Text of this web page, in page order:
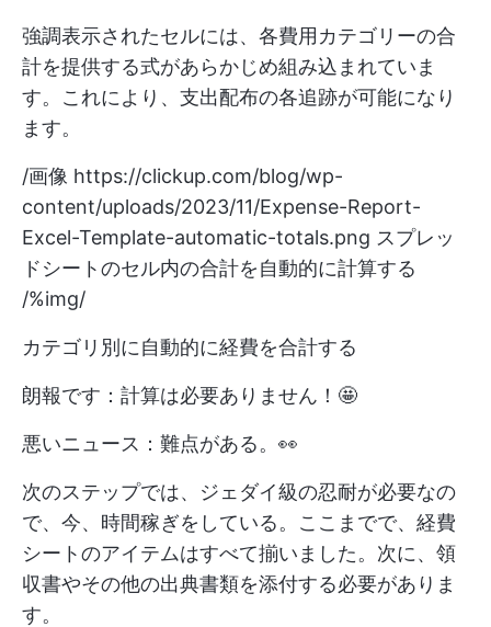
強調表示されたセルには、各費用カテゴリーの合
計を提供する式があらかじめ組み込まれていま
す。これにより、支出配布の各追跡が可能になり
ます。
/画像 https://clickup.com/blog/wp-
content/uploads/2023/11/Expense-Report-
Excel-Template-automatic-totals.png スプレッ
ドシートのセル内の合計を自動的に計算する
/%img/
カテゴリ別に自動的に経費を合計する
朗報です：計算は必要ありません！🤩
悪いニュース：難点がある。👀
次のステップでは、ジェダイ級の忍耐が必要なの
で、今、時間稼ぎをしている。ここまでで、経費
シートのアイテムはすべて揃いました。次に、領
収書やその他の出典書類を添付する必要がありま
す。